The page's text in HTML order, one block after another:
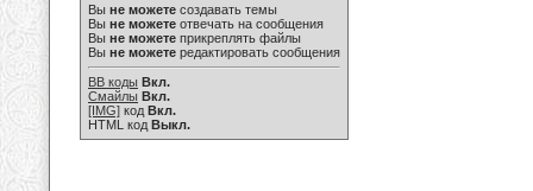
Вы не можете создавать темы
Вы не можете отвечать на сообщения
Вы не можете прикреплять файлы
Вы не можете редактировать сообщения
BB коды Вкл.
Смайлы Вкл.
[IMG] код Вкл.
HTML код Выкл.